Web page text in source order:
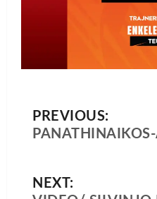
PREVIOUS:
NEXT: